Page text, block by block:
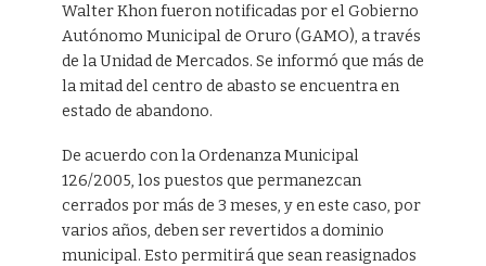
Walter Khon fueron notificadas por el Gobierno
Autónomo Municipal de Oruro (GAMO), a través
de la Unidad de Mercados. Se informó que más de
la mitad del centro de abasto se encuentra en
estado de abandono.
De acuerdo con la Ordenanza Municipal
126/2005, los puestos que permanezcan
cerrados por más de 3 meses, y en este caso, por
varios años, deben ser revertidos a dominio
municipal. Esto permitirá que sean reasignados